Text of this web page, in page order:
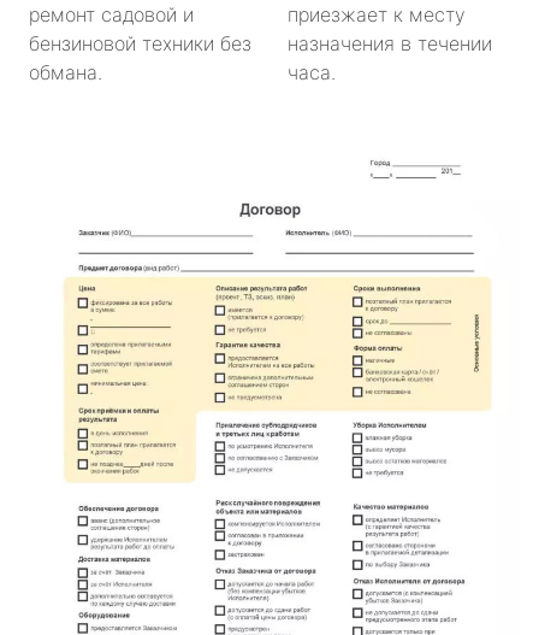
ремонт садовой и
бензиновой техники без
обмана.
приезжает к месту
назначения в течении
часа.